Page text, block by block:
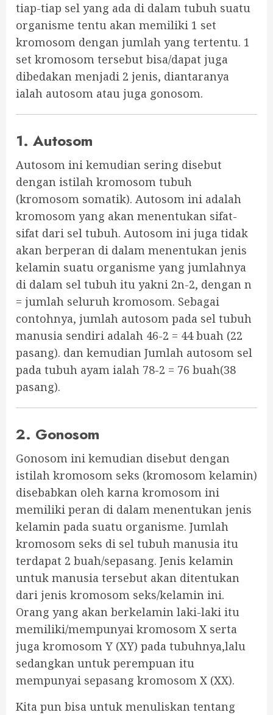
tiap-tiap sel yang ada di dalam tubuh suatu
organisme tentu akan memiliki 1 set
kromosom dengan jumlah yang tertentu. 1
set kromosom tersebut bisa/dapat juga
dibedakan menjadi 2 jenis, diantaranya
ialah autosom atau juga gonosom.
1. Autosom
Autosom ini kemudian sering disebut
dengan istilah kromosom tubuh
(kromosom somatik). Autosom ini adalah
kromosom yang akan menentukan sifat-
sifat dari sel tubuh. Autosom ini juga tidak
akan berperan di dalam menentukan jenis
kelamin suatu organisme yang jumlahnya
di dalam sel tubuh itu yakni 2n-2, dengan n
= jumlah seluruh kromosom. Sebagai
contohnya, jumlah autosom pada sel tubuh
manusia sendiri adalah 46-2 = 44 buah (22
pasang). dan kemudian Jumlah autosom sel
pada tubuh ayam ialah 78-2 = 76 buah(38
pasang).
2. Gonosom
Gonosom ini kemudian disebut dengan
istilah kromosom seks (kromosom kelamin)
disebabkan oleh karna kromosom ini
memiliki peran di dalam menentukan jenis
kelamin pada suatu organisme. Jumlah
kromosom seks di sel tubuh manusia itu
terdapat 2 buah/sepasang. Jenis kelamin
untuk manusia tersebut akan ditentukan
dari jenis kromosom seks/kelamin ini.
Orang yang akan berkelamin laki-laki itu
memiliki/mempunyai kromosom X serta
juga kromosom Y (XY) pada tubuhnya,lalu
sedangkan untuk perempuan itu
mempunyai sepasang kromosom X (XX).
Kita pun bisa untuk menuliskan tentang